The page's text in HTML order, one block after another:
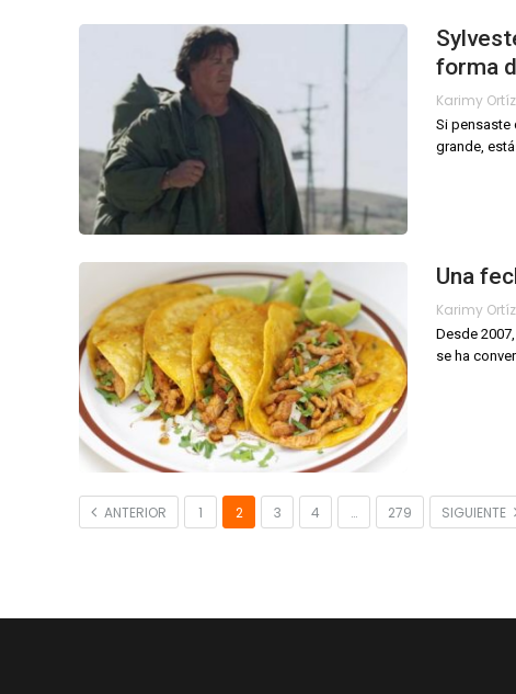
forma
Si pensaste
grande,
Una
Desde
se ha
ANTERIOR 1 2 3 4 … 279 SIGUIENTE